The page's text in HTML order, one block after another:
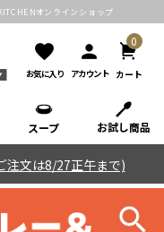
オンラインショップ
favorite
お気に入り
person
アカウント カート
0
スープ お試し商品
注文は8/27正午まで)